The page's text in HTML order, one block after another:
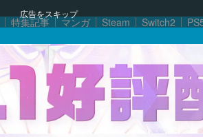
広告をスキップ
特集記事 マンガ Steam Switch2